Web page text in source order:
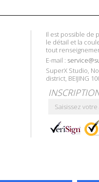
Il est possible de
le détail et la
tout
E-mail :
SuperX Studio,
district, BEIJING